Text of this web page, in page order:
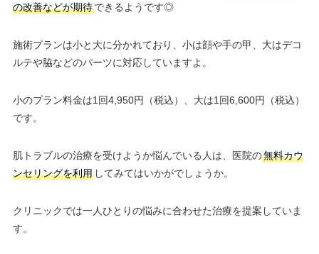
の改善などが期待できるようです◎
施術プランは小と大に分かれており、小は顔や手の甲、大はデコ
ルテや脇などのパーツに対応していますよ。
小のプラン料金は1回4,950円（税込）、大は1回6,600円（税込）
です。
肌トラブルの治療を受けようか悩んでいる人は、医院の無料カウ
ンセリングを利用してみてはいかがでしょうか。
クリニックでは一人ひとりの悩みに合わせた治療を提案していま
す。